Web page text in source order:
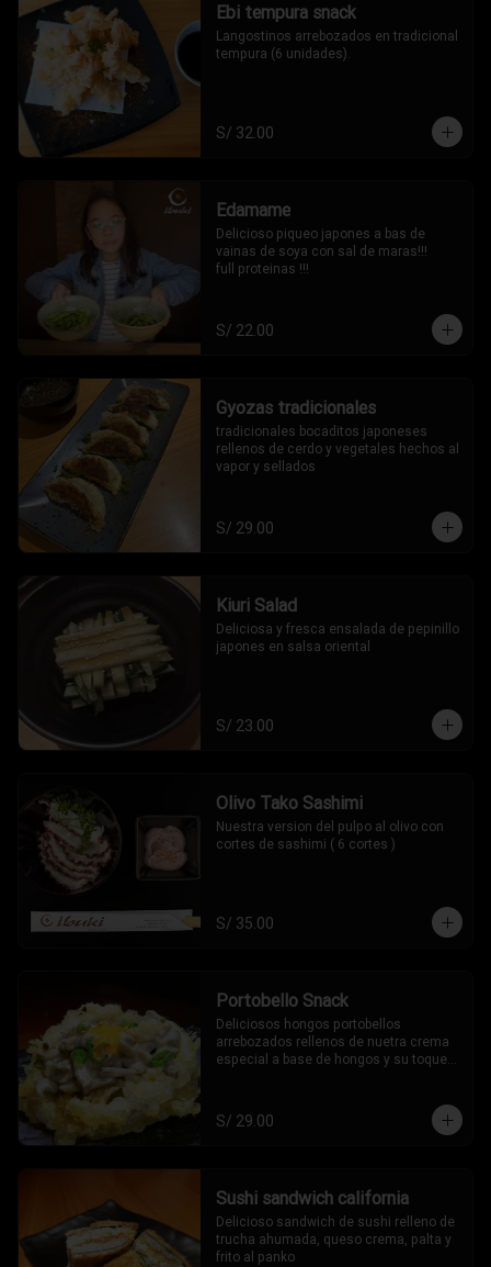
Ebi tempura snack
Langostinos arrebozados en tradicional
tempura (6 unidades).
S/ 32.00
Edamame
Delicioso piqueo japones a bas de
vainas de soya con sal de maras!!!
full proteinas !!!
S/ 22.00
Gyozas tradicionales
tradicionales bocaditos japoneses
rellenos de cerdo y vegetales hechos al
vapor y sellados
S/ 29.00
Kiuri Salad
Deliciosa y fresca ensalada de pepinillo
japones en salsa oriental
S/ 23.00
Olivo Tako Sashimi
Nuestra version del pulpo al olivo con
cortes de sashimi ( 6 cortes )
S/ 35.00
Portobello Snack
Deliciosos hongos portobellos
arrebozados rellenos de nuetra crema
especial a base de hongos y su toque
S/ 29.00
Sushi sandwich california
Delicioso sandwich de sushi relleno de
trucha ahumada, queso crema, palta y
frito al panko